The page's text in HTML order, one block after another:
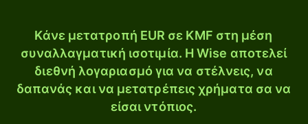
Κάνε μετατροπή EUR σε KMF στη μέση
συναλλαγματική ισοτιμία. Η Wise αποτελεί
διεθνή λογαριασμό για να στέλνεις, να
δαπανάς και να μετατρέπεις χρήματα σα να
είσαι ντόπιος.